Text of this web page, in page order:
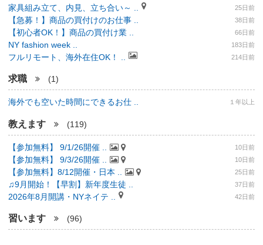
家具組み立て、内見、立ち合い～ .. 25日前
【急募！】商品の買付けのお仕事 .. 38日前
【初心者OK！】商品の買付け業 .. 66日前
NY fashion week .. 183日前
フルリモート、海外在住OK！ .. 214日前
求職 (1)
海外でも空いた時間にできるお仕 .. １年以上
教えます (119)
【参加無料】 9/1/26開催 .. 10日前
【参加無料】 9/3/26開催 .. 10日前
【参加無料】8/12開催・日本 .. 25日前
♫9月開始！【早割】新年度生徒 .. 37日前
2026年8月開講・NYネイテ .. 42日前
習います (96)